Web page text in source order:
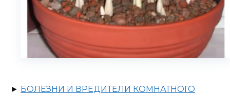
► БОЛЕЗНИ И ВРЕДИТЕЛИ КОМНАТНОГО